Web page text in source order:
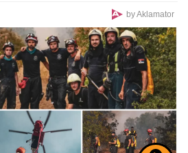
JOVANA JEREMIĆ
JUTARNJI PROGRAM
da su ove brutalne reči
Draganu: "Svima sam
samo dobro"
ostala bez 30.000 posle
"Novac je otišao kome je
a ne njoj koja ga baca!"